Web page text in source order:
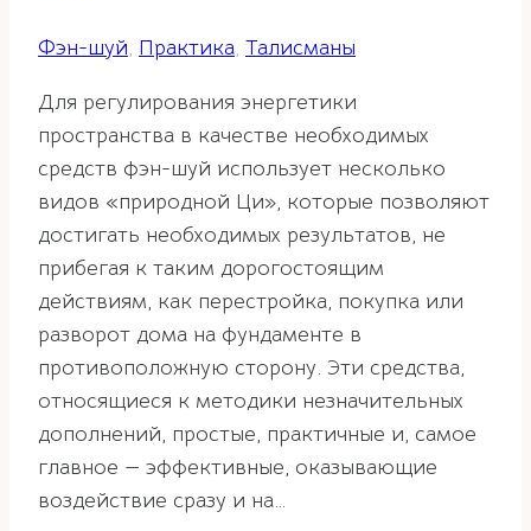
Фэн-шуй, Практика, Талисманы
Для регулирования энергетики
пространства в качестве необходимых
средств фэн-шуй использует несколько
видов «природной Ци», которые позволяют
достигать необходимых результатов, не
прибегая к таким дорогостоящим
действиям, как перестройка, покупка или
разворот дома на фундаменте в
противоположную сторону. Эти средства,
относящиеся к методики незначительных
дополнений, простые, практичные и, самое
главное — эффективные, оказывающие
воздействие сразу и на…